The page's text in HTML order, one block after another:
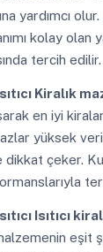
yardımcı
kolay olan
tercih edilir.
Kiralık
en iyi
yüksek
dikkat çeker.
Isıtıcı
eşit